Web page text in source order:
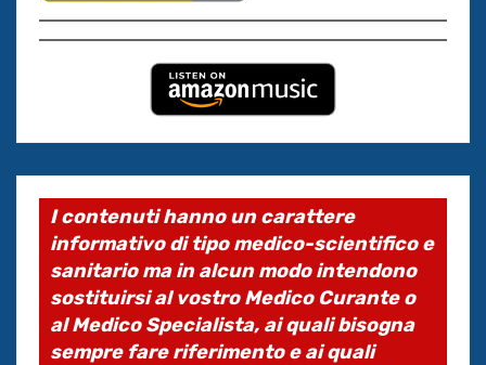
I contenuti hanno un carattere
informativo di tipo medico-scientifico e
sanitario ma in alcun modo intendono
sostituirsi al vostro Medico Curante o
al Medico Specialista, ai quali bisogna
sempre fare riferimento e ai quali